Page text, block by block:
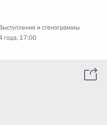
и стенограммы
года, 17:00